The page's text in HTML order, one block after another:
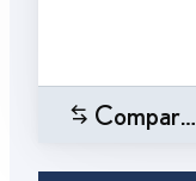
Comparar